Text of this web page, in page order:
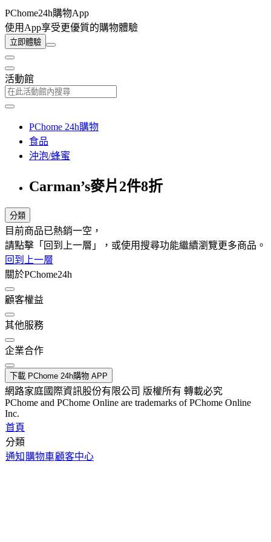
PChome24h購物App
使用App享受更優質的購物體驗
立即體驗
活動館
PChome 24h購物
食品
沖泡/蜂蜜
Carman’s麥片2件8折
分類
目前商品已熱銷一空，
請點擊「回到上一層」，或使用搜尋功能繼續瀏覽更多商品。
回到上一層
關於PChome24h
顧客權益
其他服務
企業合作
下載 PChome 24h購物 APP
網路家庭國際資訊股份有限公司 版權所有 轉載必究
PChome and PChome Online are trademarks of PChome Online
Inc.
首頁
分類
通知 購物車顧客中心